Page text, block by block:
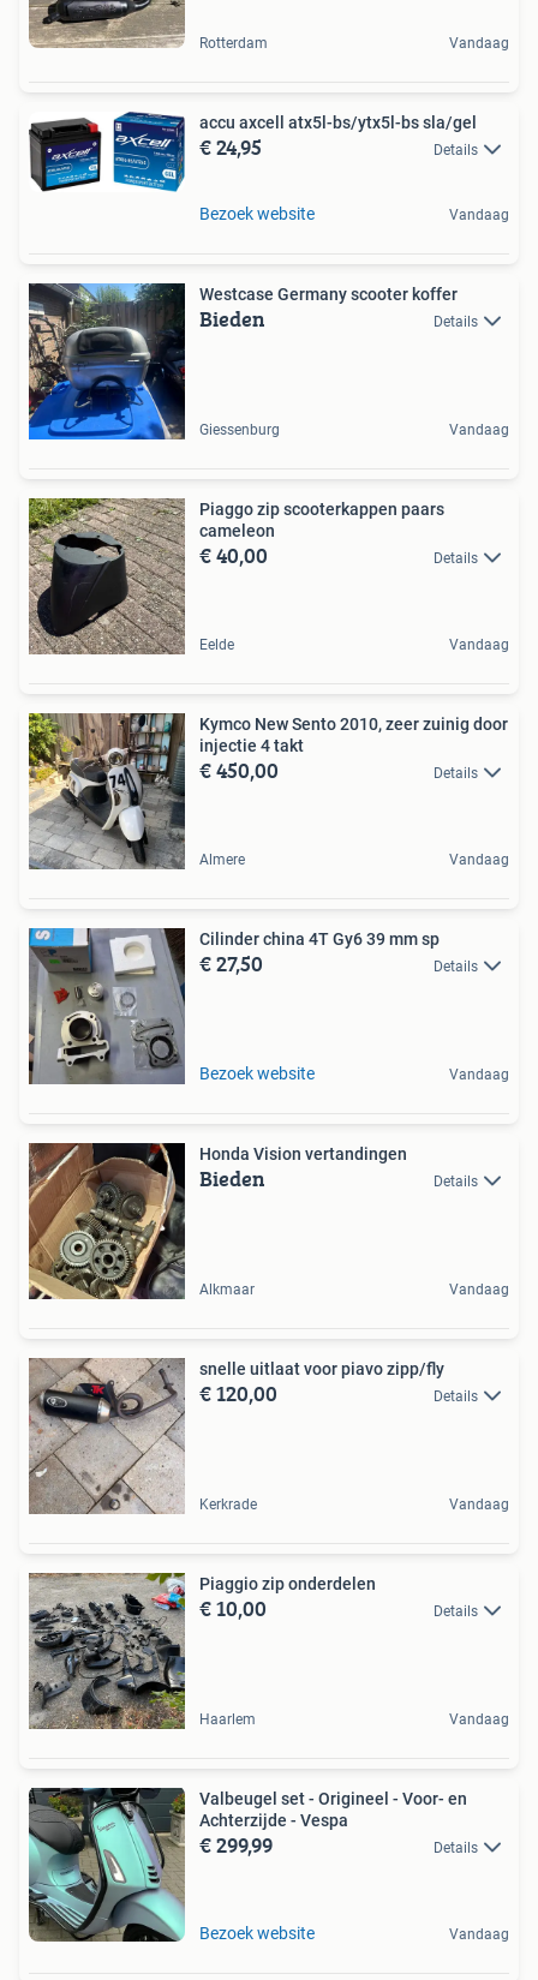
Rotterdam Vandaag
accu axcell atx5l-bs/ytx5l-bs sla/gel
€ 24,95 Details
Bezoek website Vandaag
Westcase Germany scooter koffer
Bieden Details
Giessenburg Vandaag
Piaggo zip scooterkappen paars
cameleon
€ 40,00 Details
Eelde Vandaag
Kymco New Sento 2010, zeer zuinig door
injectie 4 takt
€ 450,00 Details
Almere Vandaag
Cilinder china 4T Gy6 39 mm sp
€ 27,50 Details
Bezoek website Vandaag
Honda Vision vertandingen
Bieden Details
Alkmaar Vandaag
snelle uitlaat voor piavo zipp/fly
€ 120,00 Details
Kerkrade Vandaag
Piaggio zip onderdelen
€ 10,00 Details
Haarlem Vandaag
Valbeugel set - Origineel - Voor- en
Achterzijde - Vespa
€ 299,99 Details
Bezoek website Vandaag